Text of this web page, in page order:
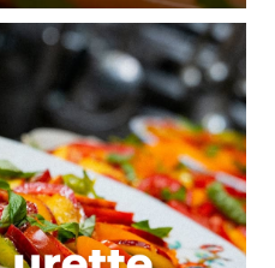
qu’on est séparé
non) et quoi de mieux
un dîner de retrouvailles